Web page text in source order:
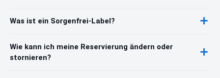
Was ist ein Sorgenfrei-Label?
Wie kann ich meine Reservierung ändern oder
stornieren?